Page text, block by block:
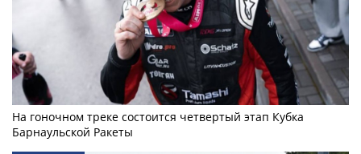
На гоночном треке состоится четвертый этап Кубка
Барнаульской Ракеты